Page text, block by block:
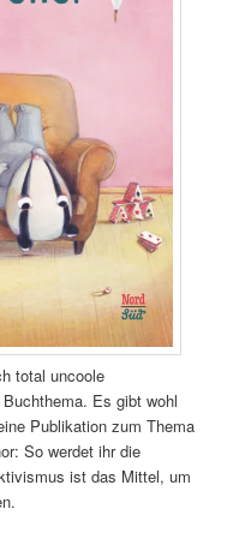
total uncoole
Es gibt wohl
Publikation zum Thema
So werdet ihr die
ist das Mittel, um